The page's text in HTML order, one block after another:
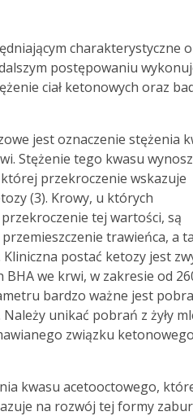
charakterystyczne
postępowaniu
ciał ketonowych oraz
jest oznaczenie stężenia
Stężenie tego kwasu
przekroczenie wskazuje
(3). Krowy, u których
tej wartości, są
trawieńca, a
postać ketozy jest
we krwi, w zakresie od
bardzo ważne jest
unikać pobrań z żyły
związku ketonowego
kwasu acetooctowego,
na rozwój tej formy